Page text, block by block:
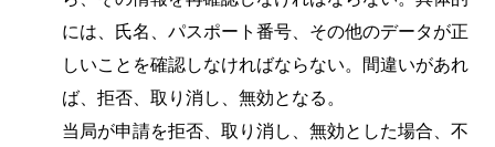
には、氏名、パスポート番号、その他のデータが正
しいことを確認しなければならない。間違いがあれ
ば、拒否、取り消し、無効となる。
当局が申請を拒否、取り消し、無効とした場合、不